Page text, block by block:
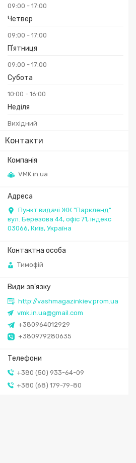
09:00 17:00
Четвер
09:00 17:00
Пʼятниця
09:00 17:00
Субота
10:00 16:00
Неділя
Вихідний
Контакти
VMK.in.ua
Пункт видачі ЖК "Паркленд"
вул. Березова 44, офіс 71, індекс
03066, Київ, Україна
Тимофій
http://vashmagazinkiev.prom.ua
vmk.in.ua@gmail.com
+380964012929
+380979280635
+380 (50) 933-64-09
+380 (68) 179-79-80